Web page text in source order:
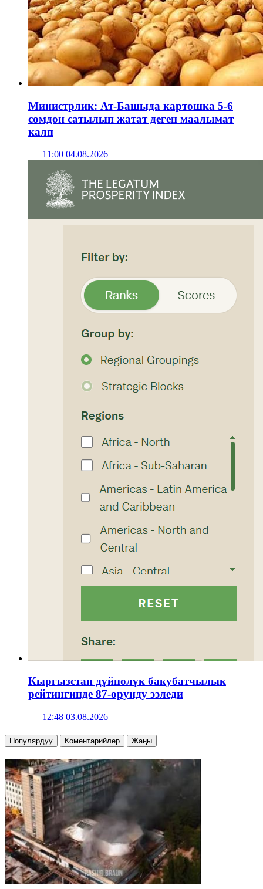
Министрлик: Ат-Башыда картошка 5-6
сомдон сатылып жатат деген маалымат
калп
11:00 04.08.2026
Кыргызстан дүйнөлүк бакубатчылык
рейтингинде 87-орунду ээледи
12:48 03.08.2026
Популярдуу Коментарийлер Жаңы